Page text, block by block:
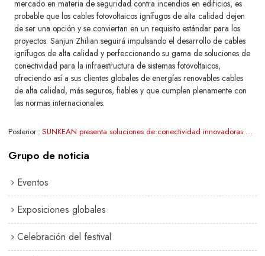
mercado en materia de seguridad contra incendios en edificios, es
probable que los cables fotovoltaicos ignífugos de alta calidad dejen
de ser una opción y se conviertan en un requisito estándar para los
proyectos. Sanjun Zhilian seguirá impulsando el desarrollo de cables
ignífugos de alta calidad y perfeccionando su gama de soluciones de
conectividad para la infraestructura de sistemas fotovoltaicos,
ofreciendo así a sus clientes globales de energías renovables cables
de alta calidad, más seguros, fiables y que cumplen plenamente con
las normas internacionales.
Posterior SUNKEAN presenta soluciones de conectividad innovadoras en Intersolar Europe 2026, reforzando su presencia en el mercado europeo de energías renovables.
Grupo de noticia
Eventos
Exposiciones globales
Celebración del festival